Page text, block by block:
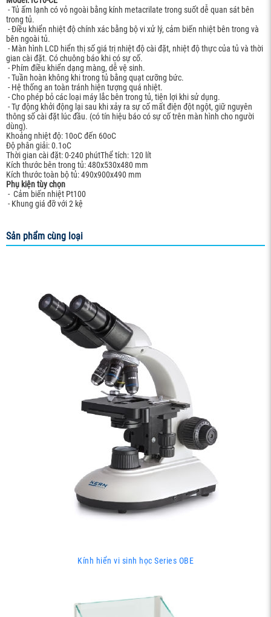
- Tủ ấm lạnh có vỏ ngoài bằng kính metacrilate trong suốt dễ quan sát bên
trong tủ.
- Điều khiển nhiệt độ chính xác bằng bộ vi xử lý, cảm biến nhiệt bên trong và
bên ngoài tủ.
- Màn hình LCD hiển thị số giá trị nhiệt độ cài đặt, nhiệt độ thực của tủ và thời
gian cài đặt. Có chuông báo khi có sự cố.
- Phím điều khiển dạng màng, dễ vệ sinh.
- Tuần hoàn không khi trong tủ bằng quạt cưỡng bức.
- Hệ thống an toàn tránh hiện tượng quá nhiệt.
- Cho phép bỏ các loại máy lắc bên trong tủ, tiện lợi khi sử dụng.
- Tự động khởi động lại sau khi xảy ra sự cố mất điện đột ngột, giữ nguyên
thông số cài đặt lúc đầu. (có tín hiệu báo có sự cố trên màn hình cho người
dùng).
Khoảng nhiệt độ: 10oC đến 60oC
Độ phân giải: 0.1oC
Thời gian cài đặt: 0-240 phútThể tích: 120 lít
Kích thước bên trong tủ: 480x530x480 mm
Kích thước toàn bộ tủ: 490x900x490 mm
Phụ kiện tùy chọn
- Cảm biến nhiệt Pt100
- Khung giá đỡ với 2 kệ
Sản phẩm cùng loại
Kính hiển vi sinh học Series OBE